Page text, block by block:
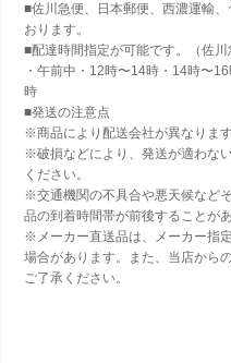
■佐川急便、日本郵便、西濃運輸
おります。
■配達時間指定が可能です。（佐川
・午前中・12時〜14時・14時〜
時
■発送の注意点
※商品により配送会社が異なります
※破損などにより、発送が適わな
ください。
※交通機関の不具合や悪天候など
品の到着時間帯が前後することが
※メーカー直送品は、メーカー指
場合があります。また、当店から
ご了承ください。